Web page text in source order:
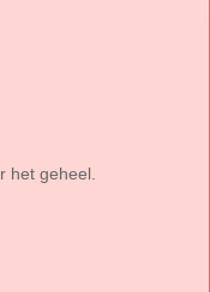
het geheel.